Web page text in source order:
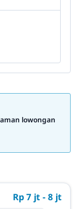
lowongan
Rp 7 jt - 8 jt